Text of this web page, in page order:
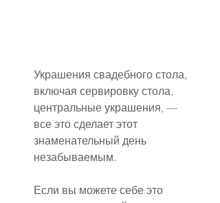
Украшения свадебного стола,
включая сервировку стола,
центральные украшения, —
все это сделает этот
знаменательный день
незабываемым.
Если вы можете себе это